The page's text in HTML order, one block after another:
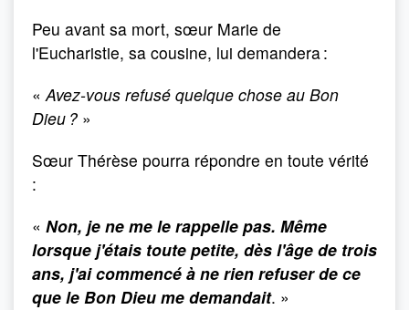
Peu avant sa mort, sœur Marie de
l'Eucharistie, sa cousine, lui demandera :
«Avez-vous refusé quelque chose au Bon
Dieu ? »
Sœur Thérèse pourra répondre en toute vérité
:
« Non, je ne me le rappelle pas. Même
lorsque j'étais toute petite, dès l'âge de trois
ans, j'ai commencé à ne rien refuser de ce
que le Bon Dieu me demandait. »